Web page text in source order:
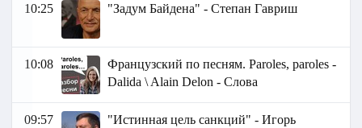
10:25 "Задум Байдена" - Степан Гавриш
10:08
Французский по песням. Paroles, paroles -
Dalida \ Alain Delon - Слова
09:57
"Истинная цель санкций" - Игорь